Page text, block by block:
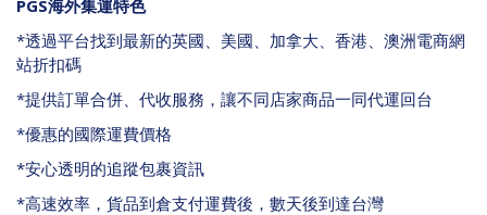
PGS海外集運特色
*透過平台找到最新的英國、美國、加拿大、香港、澳洲電商網
站折扣碼
*提供訂單合併、代收服務，讓不同店家商品一同代運回台
*優惠的國際運費價格
*安心透明的追蹤包裹資訊
*高速效率，貨品到倉支付運費後，數天後到達台灣